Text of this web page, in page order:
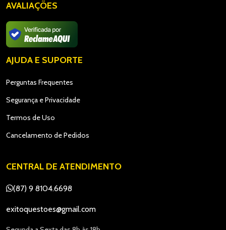
AVALIAÇÕES
AJUDA E SUPORTE
Perguntas Frequentes
Segurança e Privacidade
Termos de Uso
Cancelamento de Pedidos
CENTRAL DE ATENDIMENTO
(87) 9 8104.6698
exitoquestoes@gmail.com